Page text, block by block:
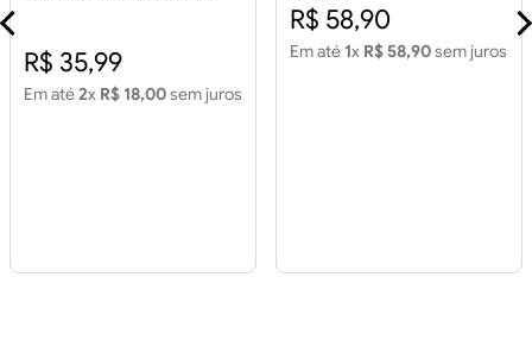
R$ 35,99
Em até2x R$ 18,00sem juros
R$ 58,90
Em até 1x R$ 58,90sem juros